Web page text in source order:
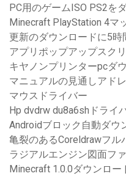
PC用のゲームISO PS2を
Minecraft PlayStation 4マ
更新のダウンロードに5時
アプリポップアップスク
キヤノンプリンターpcダ
マニュアルの見通しアド
マウスドライバー
Hp dvdrw du8a6shドライ
Androidブロック自動ダウ
亀裂のあるCoreldrawフル
ラジアルエンジン図面フ
Minecraft 1.0.0ダウンロ